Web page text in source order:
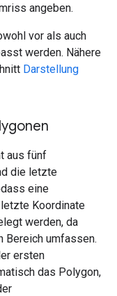
angeben.
vor als auch
werden. Nähere
Darstellung
aus fünf
die letzte
eine
Koordinate
werden, da
Bereich umfassen.
ersten
das Polygon,